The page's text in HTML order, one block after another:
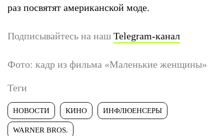
раз посвятят американской моде.
Подписывайтесь на наш Telegram-канал
Фото: кадр из фильма «Маленькие женщины»
Теги
НОВОСТИ КИНО ИНФЛЮЕНСЕРЫ
WARNER BROS.